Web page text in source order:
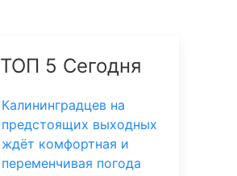
ТОП 5 Сегодня
Калининградцев на
предстоящих выходных
ждёт комфортная и
переменчивая погода